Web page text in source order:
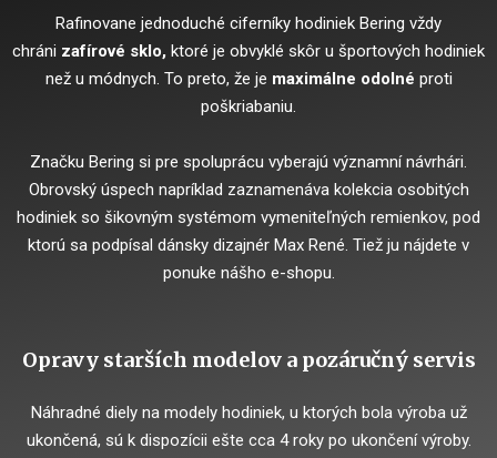
Rafinovane jednoduché ciferníky hodiniek Bering vždy
chráni zafírové sklo, ktoré je obvyklé skôr u športových hodiniek
než u módnych. To preto, že je maximálne odolné proti
poškriabaniu.
Značku Bering si pre spoluprácu vyberajú významní návrhári.
Obrovský úspech napríklad zaznamenáva kolekcia osobitých
hodiniek so šikovným systémom vymeniteľných remienkov, pod
ktorú sa podpísal dánsky dizajnér Max René. Tiež ju nájdete v
ponuke nášho e-shopu.
Opravy starších modelov a pozáručný servis
Náhradné diely na modely hodiniek, u ktorých bola výroba už
ukončená, sú k dispozícii ešte cca 4 roky po ukončení výroby.